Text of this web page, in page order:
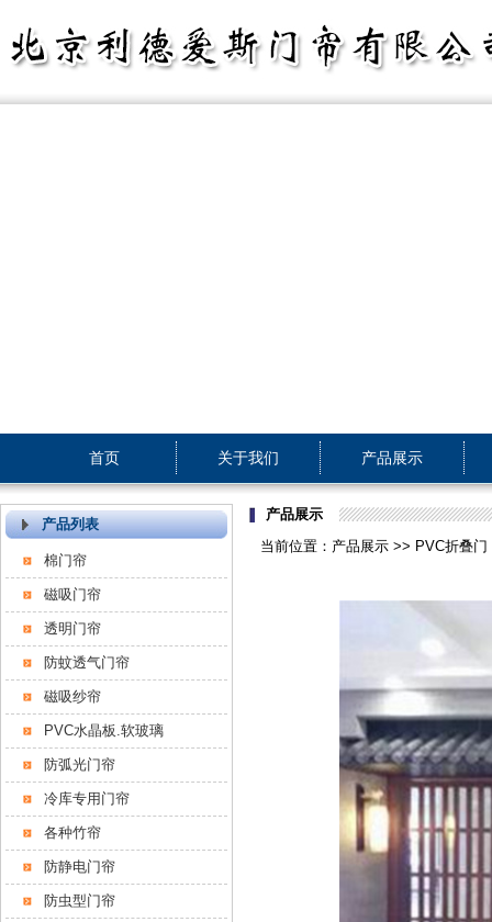
首页 关于我们 产品展示
产品列表
棉门帘
磁吸门帘
透明门帘
防蚊透气门帘
磁吸纱帘
PVC水晶板.软玻璃
防弧光门帘
冷库专用门帘
各种竹帘
防静电门帘
防虫型门帘
产品展示
当前位置：产品展示 >> PVC折叠